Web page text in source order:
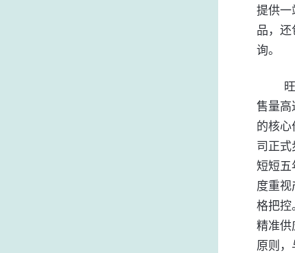
提供一
品，
询。
售量高
的核
司正式
短短五
度重
格把控
精准供
原则，